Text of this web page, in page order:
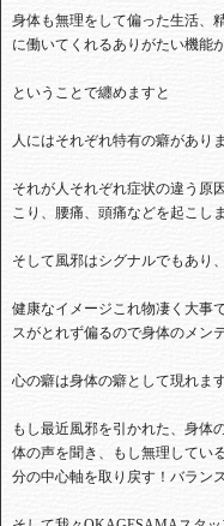
身体も無理をして偏った生活、
に働いてくれるありがたい機能
ということで纏めますと
人にはそれぞれ特有の癖があり
それが人それぞれ症状の違う原
こり、腰痛、頭痛などを起こしま
そして風邪はシグナルでもあり
健康なイメージこれ物凄く大事
スがとれず偏るので身体のメン
心の癖は身体の癖として現れま
もし最近風邪を引かれた、身体
体の声を聞き、もし無理してい
分の中心軸を取り戻す！バラン